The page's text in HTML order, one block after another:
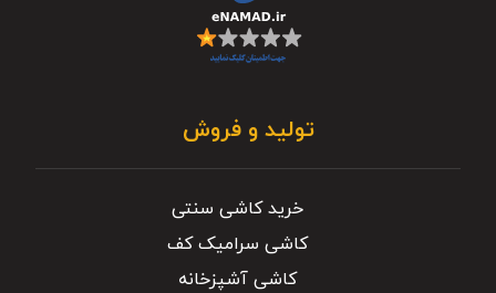
تولید و فروش
خرید کاشی سنتی
کاشی سرامیک کف
کاشی آشپزخانه